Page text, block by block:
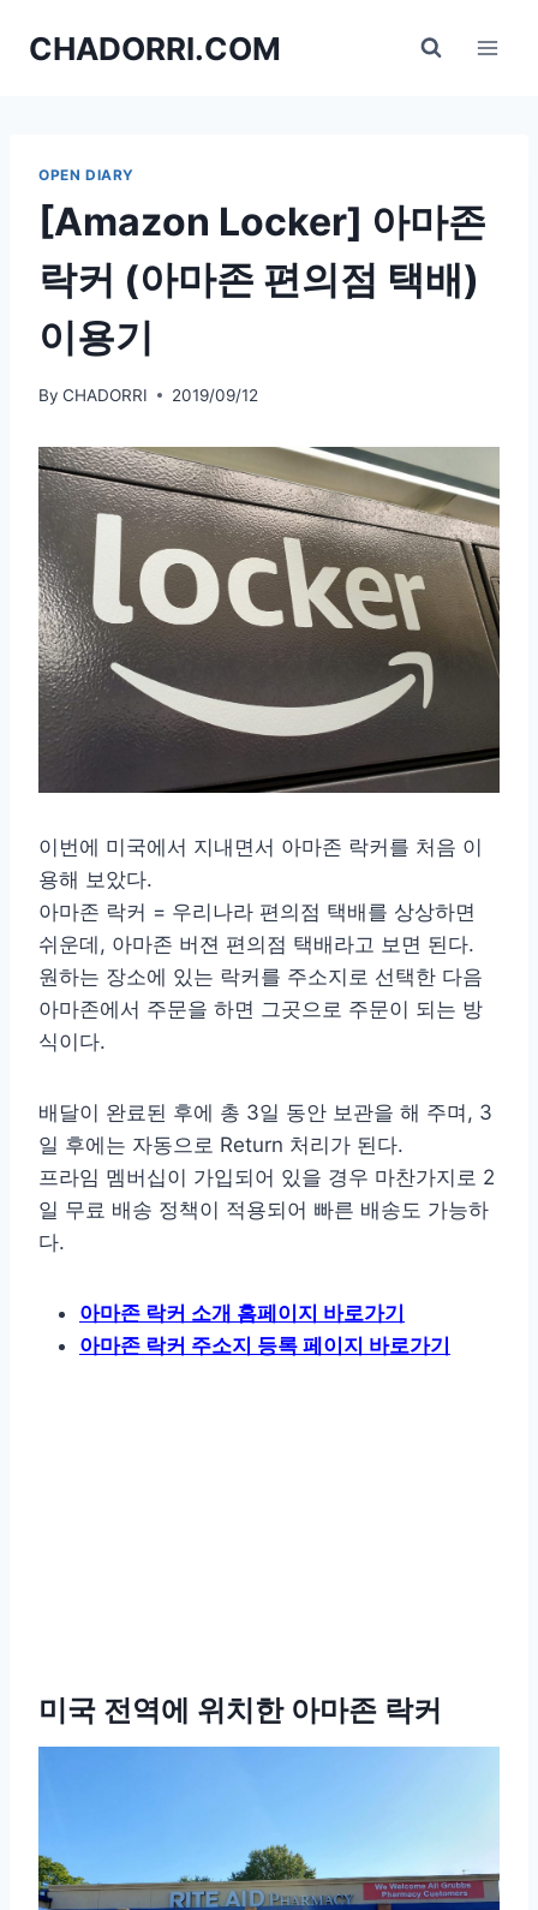
CHADORRI.COM
OPEN DIARY
[Amazon Locker] 아마존
락커 (아마존 편의점 택배)
이용기
By CHADORRI 2019/09/12
이번에 미국에서 지내면서 아마존 락커를 처음 이
용해 보았다.
아마존 락커 = 우리나라 편의점 택배를 상상하면
쉬운데, 아마존 버젼 편의점 택배라고 보면 된다.
원하는 장소에 있는 락커를 주소지로 선택한 다음
아마존에서 주문을 하면 그곳으로 주문이 되는 방
식이다.
배달이 완료된 후에 총 3일 동안 보관을 해 주며, 3
일 후에는 자동으로 Return 처리가 된다.
프라임 멤버십이 가입되어 있을 경우 마찬가지로 2
일 무료 배송 정책이 적용되어 빠른 배송도 가능하
다.
아마존 락커 소개 홈페이지 바로가기
아마존 락커 주소지 등록 페이지 바로가기
미국 전역에 위치한 아마존 락커